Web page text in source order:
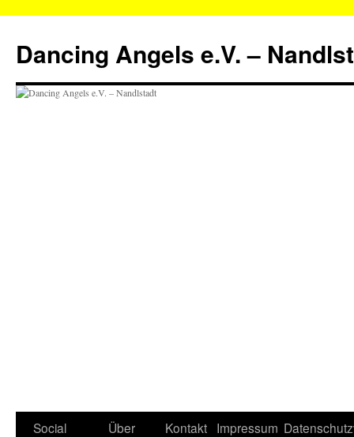
springen
Dancing Angels e.V. –
Social
Über
Kontakt Impressum